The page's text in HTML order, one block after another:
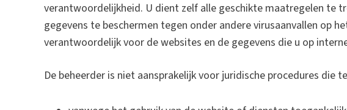
verantwoordelijkheid. U dient zelf alle geschikte maatregelen te
gegevens te beschermen tegen onder andere virusaanvallen op
verantwoordelijk voor de websites en de gegevens die u op
De beheerder is niet aansprakelijk voor juridische procedures die